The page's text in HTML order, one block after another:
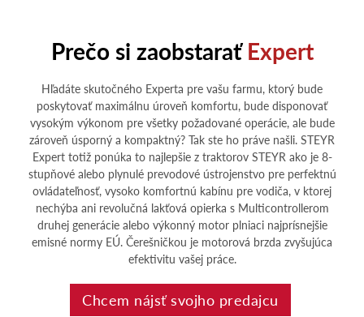
Prečo si zaobstaraťExpert
Hľadáte skutočného Experta pre vašu farmu, ktorý bude
poskytovať maximálnu úroveň komfortu, bude disponovať
vysokým výkonom pre všetky požadované operácie, ale bude
zároveň úsporný a kompaktný? Tak ste ho práve našli. STEYR
Expert totiž ponúka to najlepšie z traktorov STEYR ako je 8-
stupňové alebo plynulé prevodové ústrojenstvo pre perfektnú
ovládateľnosť, vysoko komfortnú kabínu pre vodiča, v ktorej
nechýba ani revolučná lakťová opierka s Multicontrollerom
druhej generácie alebo výkonný motor plniaci najprísnejšie
emisné normy EÚ. Čerešničkou je motorová brzda zvyšujúca
efektivitu vašej práce.
Chcem nájsť svojho predajcu